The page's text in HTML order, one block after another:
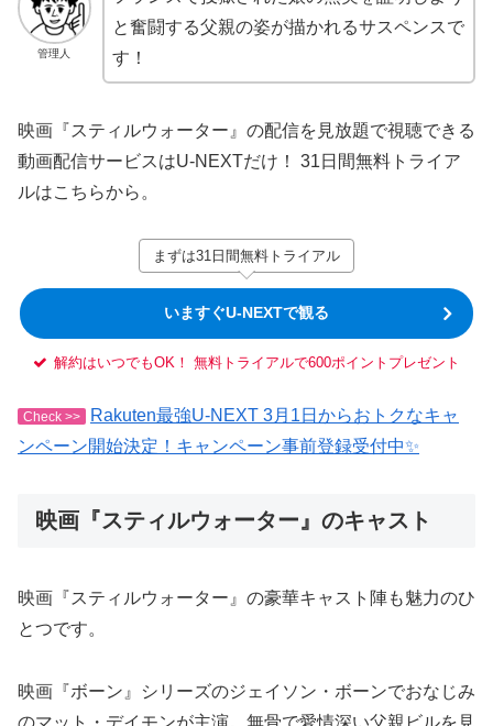
管理人
と奮闘する父親の姿が描かれるサスペンスで
す！
映画『スティルウォーター』の配信を見放題で視聴できる
動画配信サービスはU-NEXTだけ！ 31日間無料トライア
ルはこちらから。
まずは31日間無料トライアル
いますぐU-NEXTで観る
解約はいつでもOK！ 無料トライアルで600ポイントプレゼント
Check >>
Rakuten最強U-NEXT 3月1日からおトクなキャ
ンペーン開始決定！キャンペーン事前登録受付中✨
映画『スティルウォーター』のキャスト
映画『スティルウォーター』の豪華キャスト陣も魅力のひ
とつです。
映画『ボーン』シリーズのジェイソン・ボーンでおなじみ
のマット・デイモンが主演。無骨で愛情深い父親ビルを見